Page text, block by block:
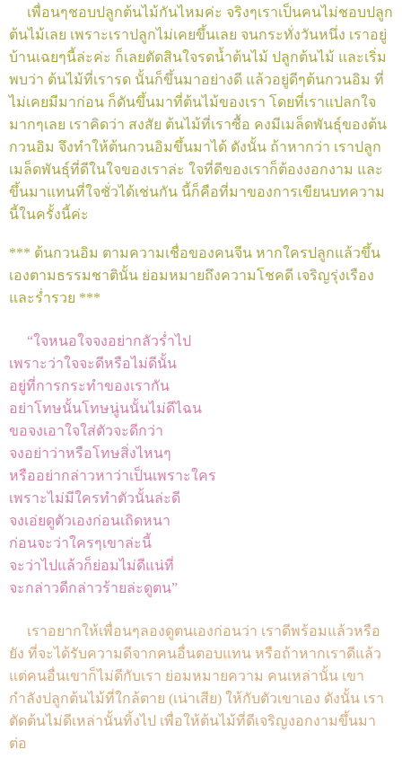
เพื่อนๆชอบปลูกต้นไม้กันไหมค่ะ จริงๆเราเป็นคนไม่ชอบปลูก
ต้นไม้เลย เพราะเราปลูกไม่เคยขึ้นเลย จนกระทั่งวันหนึ่ง เราอยู่
บ้านเฉยๆนี้ล่ะค่ะ ก็เลยตัดสินใจรดน้ำต้นไม้ ปลูกต้นไม้ และเริ่ม
พบว่า ต้นไม้ที่เรารด นั้นก็ขึ้นมาอย่างดี แล้วอยู่ดีๆต้นกวนอิม ที่
ไม่เคยมีมาก่อน ก็ดันขึ้นมาที่ต้นไม้ของเรา โดยที่เราแปลกใจ
มากๆเลย เราคิดว่า สงสัย ต้นไม้ที่เราซื้อ คงมีเมล็ดพันธุ์ของต้น
กวนอิม จึงทำให้ต้นกวนอิมขึ้นมาได้ ดังนั้น ถ้าหากว่า เราปลูก
เมล็ดพันธุ์ที่ดีในใจของเราล่ะ ใจที่ดีของเราก็ต้องงอกงาม และ
ขึ้นมาแทนที่ใจชั่วได้เช่นกัน นี้ก็คือที่มาของการเขียนบทความ
นี้ในครั้งนี้ค่ะ
*** ต้นกวนอิม ตามความเชื่อของคนจีน หากใครปลูกแล้วขึ้น
เองตามธรรมชาตินั้น ย่อมหมายถึงความโชคดี เจริญรุ่งเรือง
และร่ำรวย ***
“ใจหนอใจจงอย่ากลัวร่ำไป
เพราะว่าใจจะดีหรือไม่ดีนั้น
อยู่ที่การกระทำของเรากัน
อย่าโทษนั้นโทษนู่นนั้นไม่ดีไฉน
ขอจงเอาใจใส่ตัวจะดีกว่า
จงอย่าว่าหรือโทษสิ่งไหนๆ
หรืออย่ากล่าวหาว่าเป็นเพราะใคร
เพราะไม่มีใครทำตัวนั้นล่ะดี
จงเอ่ยดูตัวเองก่อนเถิดหนา
ก่อนจะว่าใครๆเขาล่ะนี้
จะว่าไปแล้วก็ย่อมไม่ดีแน่ที่
จะกล่าวดีกล่าวร้ายล่ะดูตน”
เราอยากให้เพื่อนๆลองดูตนเองก่อนว่า เราดีพร้อมแล้วหรือ
ยัง ที่จะได้รับความดีจากคนอื่นตอบแทน หรือถ้าหากเราดีแล้ว
แต่คนอื่นเขาก็ไม่ดีกับเรา ย่อมหมายความ คนเหล่านั้น เขา
กำลังปลูกต้นไม้ที่ใกล้ตาย (เน่าเสีย) ให้กับตัวเขาเอง ดังนั้น เรา
ตัดต้นไม่ดีเหล่านั้นทิ้งไป เพื่อให้ต้นไม้ที่ดีเจริญงอกงามขึ้นมา
ต่อ